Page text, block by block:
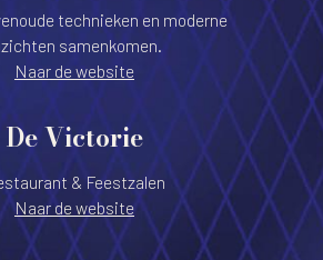
technieken en moderne
samenkomen.
Naar de website
De Victorie
& Feestzalen
Naar de website